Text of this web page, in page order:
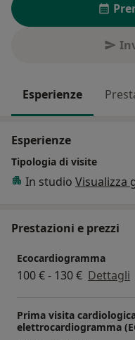
Esperienze
Esperienze
Tipologia di visite
In studio Visualizza
Prestazioni e prezzi
Ecocardiogramma
100 € - 130 € Dettagli
Prima visita
elettrocardiogramma